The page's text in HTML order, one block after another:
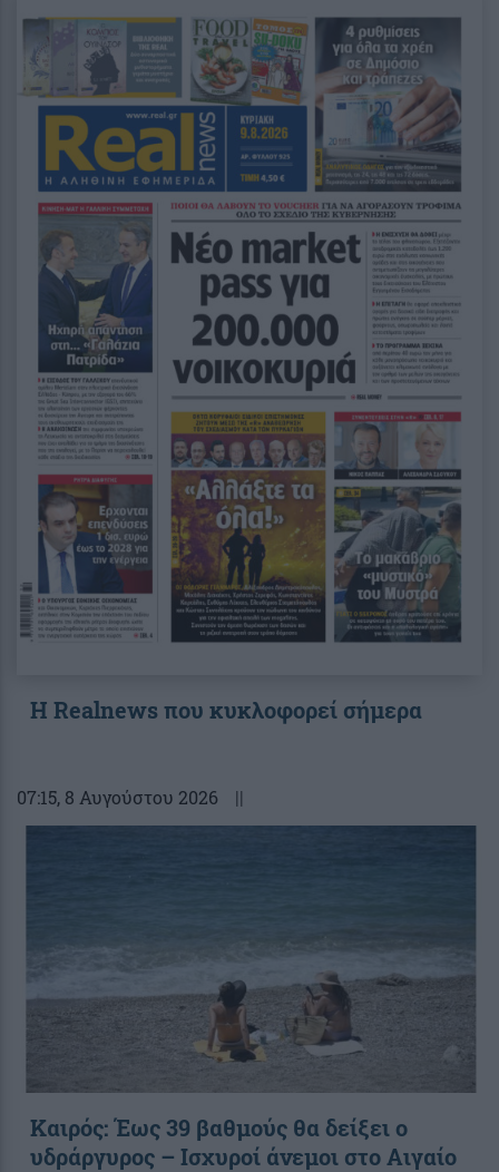
Η Realnews που κυκλοφορεί σήμερα
07:15, 8 Αυγούστου 2026 ||
Καιρός: Έως 39 βαθμούς θα δείξει ο
υδράργυρος – Ισχυροί άνεμοι στο Αιγαίο